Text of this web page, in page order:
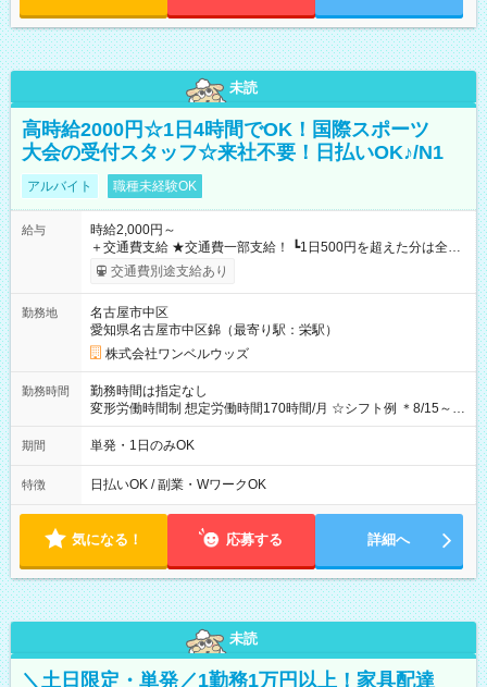
未読
高時給2000円☆1日4時間でOK！国際スポーツ
大会の受付スタッフ☆来社不要！日払いOK♪/N1
アルバイト 職種未経験OK
給与
時給2,000円～
＋交通費支給 ★交通費一部支給！ ┗1日500円を超えた分は全額
支給！ ※往復500円以内の方は自己負担となります ★日払い
OK！（規定あり） ┗働いたその日に現金GET♪ お仕事後はコン
期間なし
交通費別途支給あり
勤務地
名古屋市中区
愛知県名古屋市中区錦（最寄り駅：栄駅）
株式会社ワンベルウッズ
勤務時間
勤務時間は指定なし
変形労働時間制 想定労働時間170時間/月 ☆シフト例 ＊8/15～
10/26 全日共通 08：00～12：00 17：00～21：00 ＊8/31
～9/19のみ下記シフトもあります！ 12：00～16：00 ＊9/6～
00
期間 単発・1日のみOK
特徴 日払いOK / 副業・WワークOK
気になる！ 応募する 詳細へ
未読
＼土日限定・単発／1勤務1万円以上！家具配達